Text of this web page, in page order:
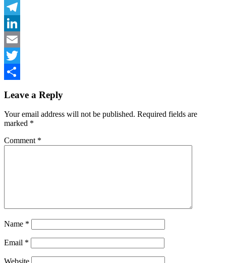
Facebook
Telegram
LinkedIn
Email
Twitter
Leave a Reply
Your email address will not be published. Required fields are
marked *
Comment *
Name *
Email *